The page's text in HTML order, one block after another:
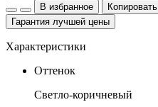
В избранное
Копировать
Гарантия лучшей цены
Характеристики
Оттенок
Светло-коричневый